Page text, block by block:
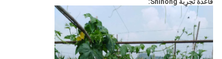
قاعدة تجربة Shihong: